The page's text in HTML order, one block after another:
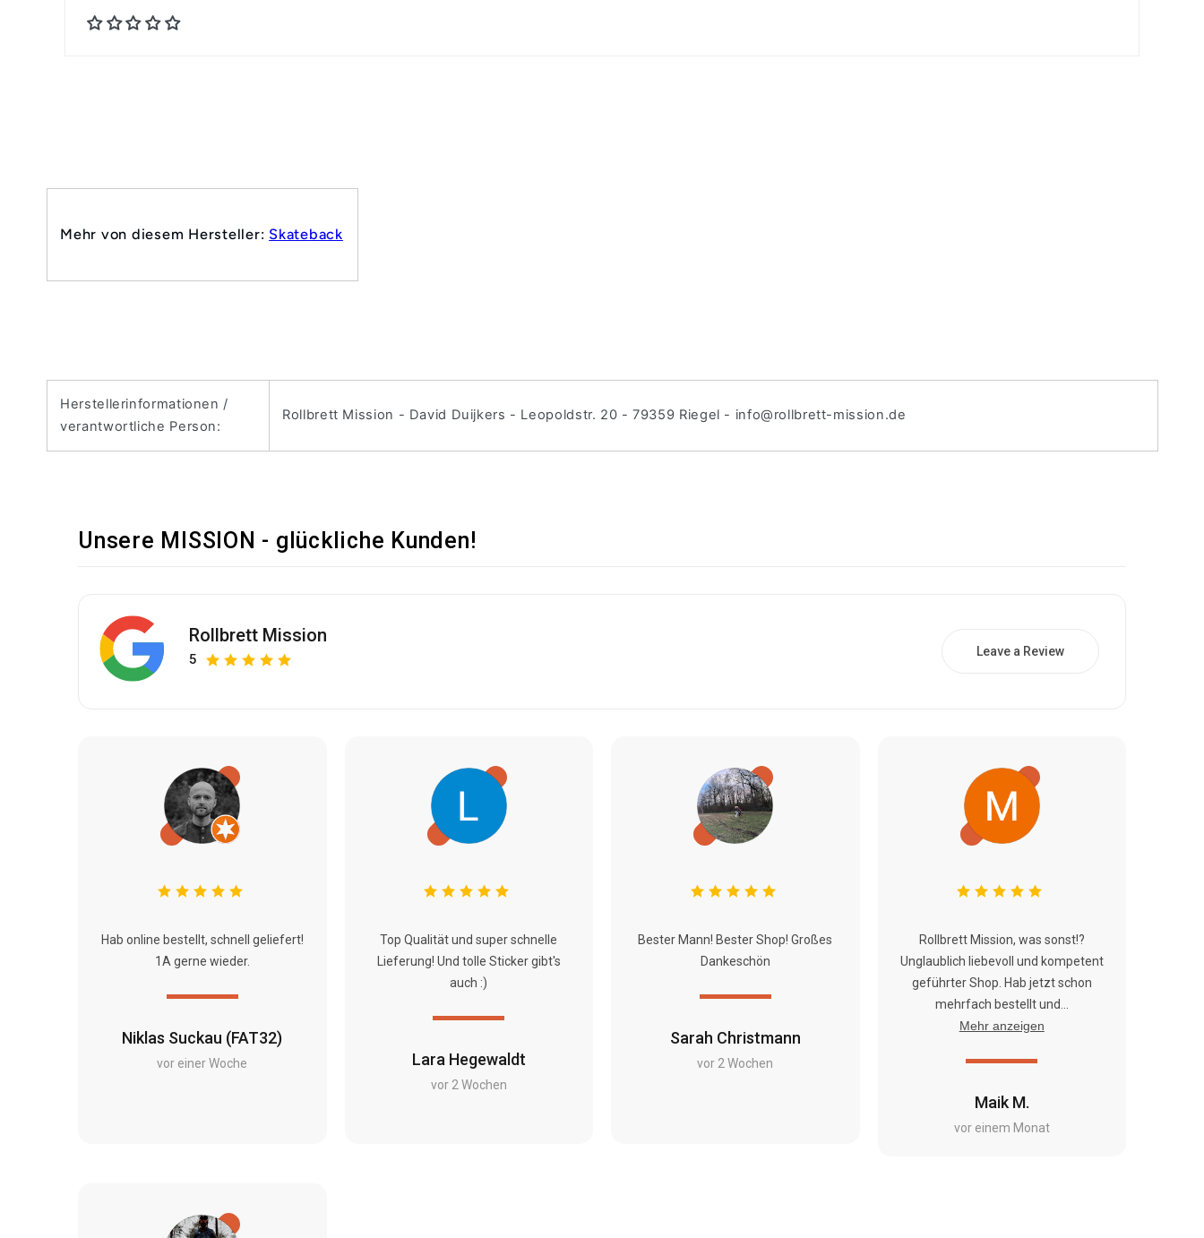
Mehr von diesem Hersteller: Skateback
Herstellerinformationen /
verantwortliche Person:
Rollbrett Mission - David Duijkers - Leopoldstr. 20 - 79359 Riegel - info@rollbrett-mission.de
Unsere MISSION - glückliche Kunden!
Rollbrett Mission
5 Leave a Review
Niklas Suckau (FAT32)
vor einer Woche
Hab online bestellt, schnell geliefert!
1A gerne wieder.
Lara Hegewaldt
vor 2 Wochen
Top Qualität und super schnelle
Lieferung! Und tolle Sticker gibt's
auch :)
Sarah Christmann
vor 2 Wochen
Bester Mann! Bester Shop! Großes
Dankeschön
Maik M.
vor einem Monat
Rollbrett Mission, was sonst!?
Unglaublich liebevoll und kompetent
geführter Shop. Hab jetzt schon
mehrfach bestellt und...
Mehr anzeigen